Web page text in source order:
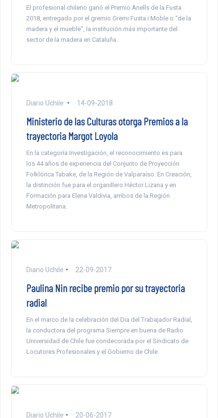
El profesional chileno ganó el Premio Anells de la Fusta
2018, entregado por el gremio Gremi Fusta i Moble o “de la
madera y el mueble”, la institución más importante del
sector de la madera en Cataluña.
Diario Uchile 14-09-2018
Ministerio de las Culturas otorga Premios a la
trayectoria Margot Loyola
En la categoría Investigación, el reconocimiento es para
los 44 años de experiencia del Conjunto de Proyección
Folklórica Tabake, de la Región de Valparaíso. En Creación,
la distinción fue para el organillero Héctor Lizana y en
Formación para Elena Valdivia, ambos de la Región
Metropolitana.
Diario Uchile 22-09-2017
Paulina Nin recibe premio por su trayectoria
radial
En el marco de la celebración del Día del Trabajador Radial,
la conductora del programa Siempre en buena de Radio
Universidad de Chile fue condecorada por el Sindicato de
Locutores Profesionales y el Gobierno de Chile.
Diario Uchile 20-06-2017